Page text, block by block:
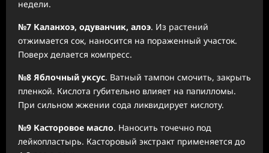
недели.
№7 Каланхоэ, одуванчик, алоэ. Из растений
отжимается сок, наносится на пораженный участок.
Поверх делается компресс.
№8 Яблочный уксус. Ватный тампон смочить, закрыть
пленкой. Кислота губительно влияет на папилломы.
При сильном жжении сода ликвидирует кислоту.
№9 Касторовое масло. Наносить точечно под
лейкопластырь. Касторовый экстракт применяется до